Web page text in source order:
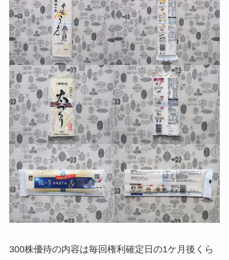
300株優待の内容は毎回権利確定日の1ケ月後くら